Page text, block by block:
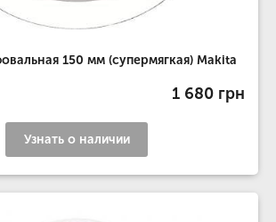
150 мм (супермягкая) Makita
1 680 грн
Узнать о наличии